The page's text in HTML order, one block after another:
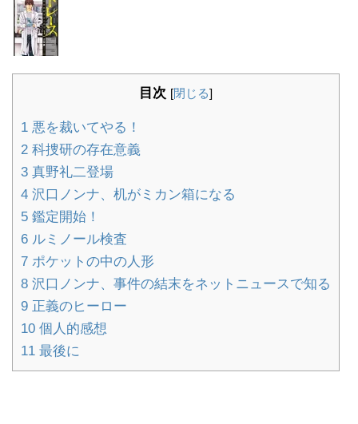
目次 [閉じる]
1 悪を裁いてやる！
2 科捜研の存在意義
3 真野礼二登場
4 沢口ノンナ、机がミカン箱になる
5 鑑定開始！
6 ルミノール検査
7 ポケットの中の人形
8 沢口ノンナ、事件の結末をネットニュースで知る
9 正義のヒーロー
10 個人的感想
11 最後に